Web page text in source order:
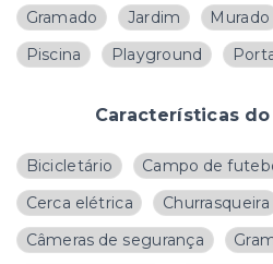
Gramado
Jardim Murado
Piscina
Playground
Características
Bicicletário
Campo de
Cerca elétrica
Churrasqueira
Câmeras de segurança